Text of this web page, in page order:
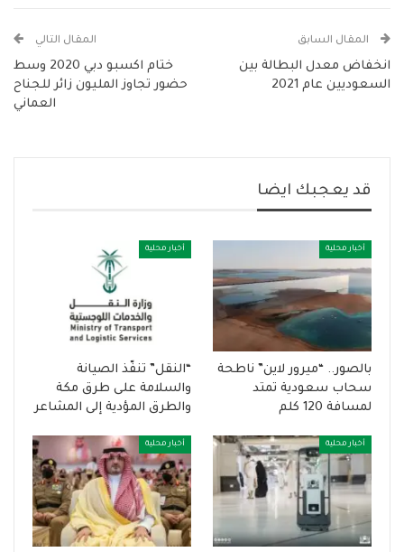
المقال السابق
انخفاض معدل البطالة بين
السعوديين عام 2021
المقال التالي
ختام اكسبو دبي 2020 وسط
حضور تجاوز المليون زائر للجناح
العماني
قد يعجبك ايضا
أخبار محلية
بالصور.. “ميرور لاين” ناطحة
سحاب سعودية تمتد
لمسافة 120 كلم
أخبار محلية
“النقل” تنفّذ الصيانة
والسلامة على طرق مكة
والطرق المؤدية إلى المشاعر
أخبار محلية أخبار محلية